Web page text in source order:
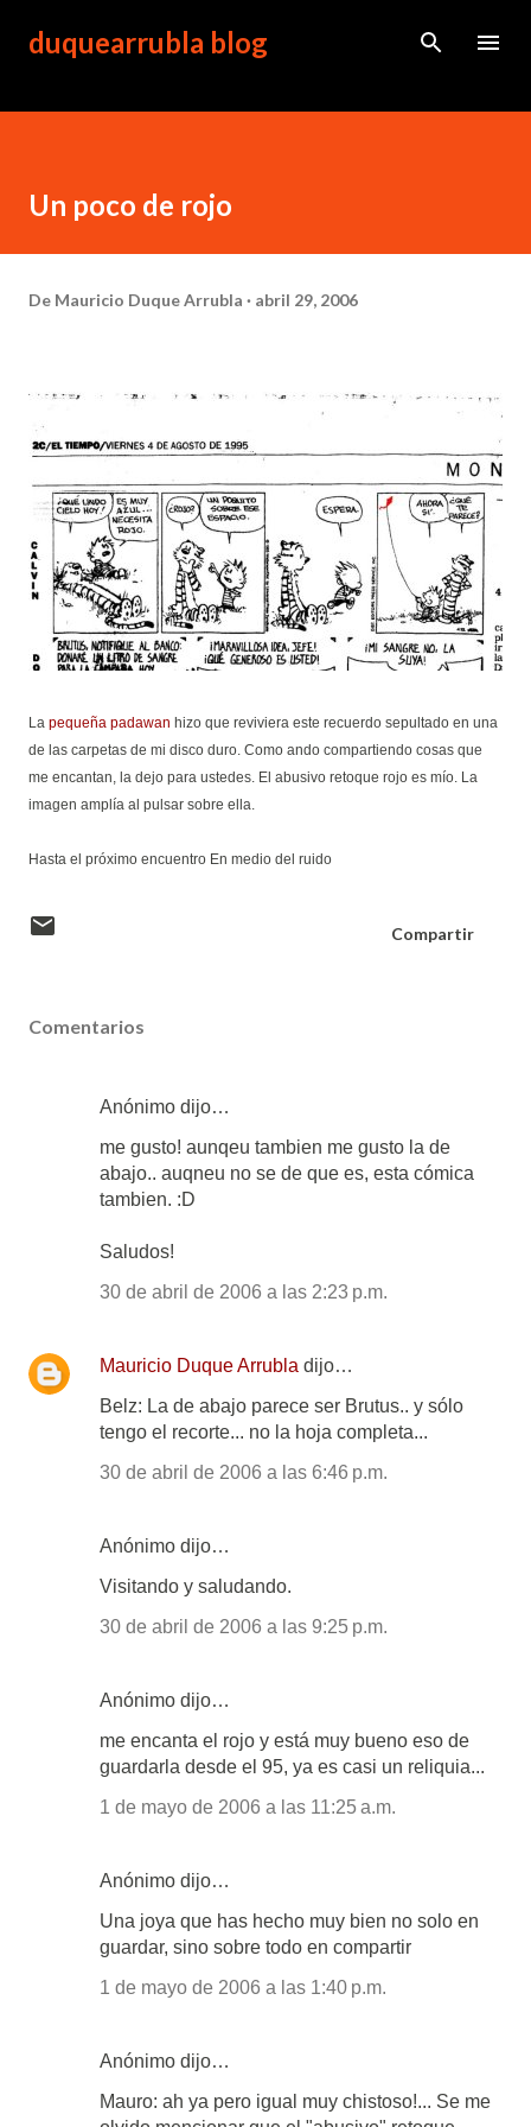
Ir al contenido principal
duquearrubla blog
Un poco de rojo
De Mauricio Duque Arrubla abril 29, 2006
La pequeña padawan hizo que reviviera este recuerdo sepultado en una
de las carpetas de mi disco duro. Como ando compartiendo cosas que
me encantan, la dejo para ustedes. El abusivo retoque rojo es mío. La
imagen amplía al pulsar sobre ella.
Hasta el próximo encuentro En medio del ruido
Compartir
Comentarios
Anónimo dijo…
me gusto! aunqeu tambien me gusto la de
abajo.. auqneu no se de que es, esta cómica
tambien. :D
Saludos!
30 de abril de 2006 a las 2:23 p.m.
Mauricio Duque Arrubla dijo…
Belz: La de abajo parece ser Brutus.. y sólo
tengo el recorte... no la hoja completa...
30 de abril de 2006 a las 6:46 p.m.
Anónimo dijo…
Visitando y saludando.
30 de abril de 2006 a las 9:25 p.m.
Anónimo dijo…
me encanta el rojo y está muy bueno eso de
guardarla desde el 95, ya es casi un reliquia...
1 de mayo de 2006 a las 11:25 a.m.
Anónimo dijo…
Una joya que has hecho muy bien no solo en
guardar, sino sobre todo en compartir
1 de mayo de 2006 a las 1:40 p.m.
Anónimo dijo…
Mauro: ah ya pero igual muy chistoso!... Se me